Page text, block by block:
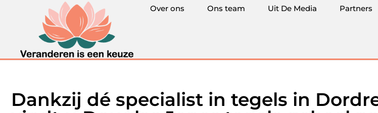
Over ons Ons team Uit De Media Partners
Dankzij dé specialist in tegels in